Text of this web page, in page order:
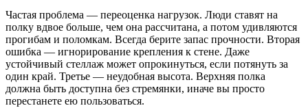
Частая проблема — переоценка нагрузок. Люди ставят на
полку вдвое больше, чем она рассчитана, а потом удивляются
прогибам и поломкам. Всегда берите запас прочности. Вторая
ошибка — игнорирование крепления к стене. Даже
устойчивый стеллаж может опрокинуться, если потянуть за
один край. Третье — неудобная высота. Верхняя полка
должна быть доступна без стремянки, иначе вы просто
перестанете ею пользоваться.